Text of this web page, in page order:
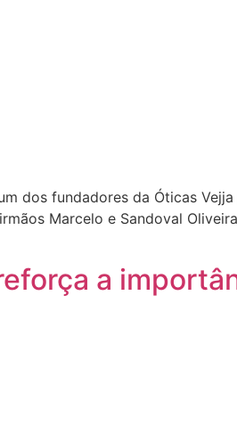
dos fundadores da Óticas
Marcelo e Sandoval
a